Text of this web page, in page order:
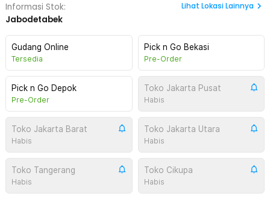
Informasi Stok:
Jabodetabek
Lihat Lokasi Lainnya
Gudang Online
Tersedia
Pick n Go Bekasi
Pre-Order
Pick n Go Depok
Pre-Order
Toko Jakarta Pusat
Habis
Toko Jakarta Barat
Habis
Toko Jakarta Utara
Habis
Toko Tangerang
Habis
Toko Cikupa
Habis